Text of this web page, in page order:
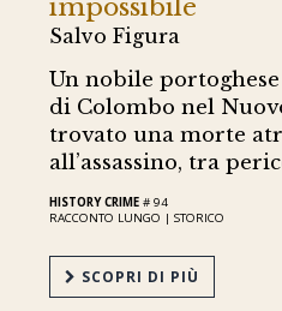
impossibile
Salvo Figura
Un nobile
di Colombo nel
trovato una morte
all’assassino, tra
HISTORY CRIME # 94
RACCONTO LUNGO |STORICO
SCOPRI DI PIÙ